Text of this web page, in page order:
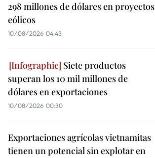
298 millones de dólares en proyectos
eólicos
10/08/2026 04:43
Siete productos
superan los 10 mil millones de
dólares en exportaciones
10/08/2026 00:30
Exportaciones agrícolas vietnamitas
tienen un potencial sin explotar en